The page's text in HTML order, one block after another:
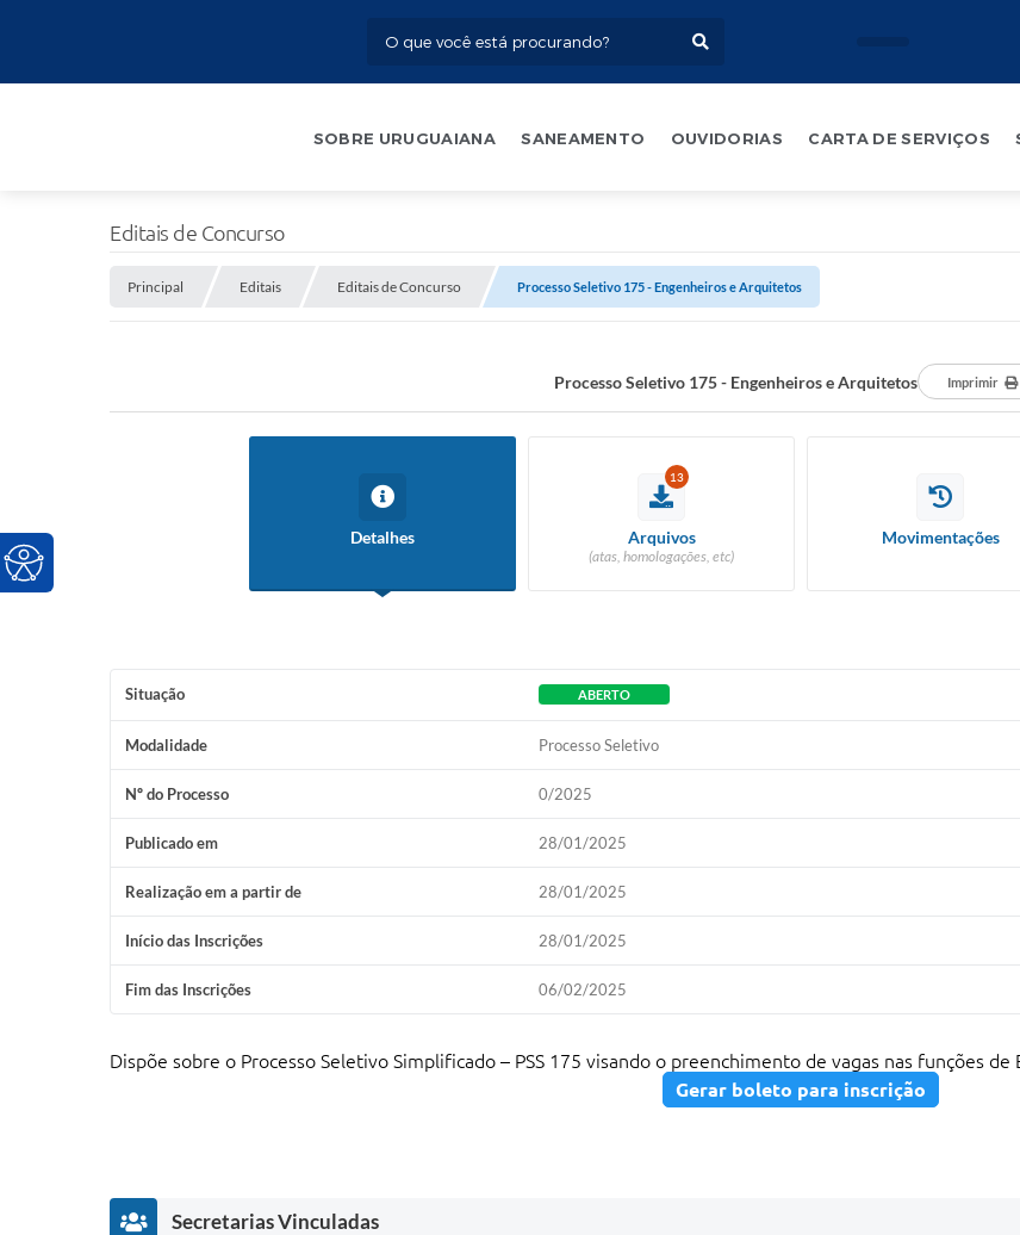
SOBRE URUGUAIANA SANEAMENTO OUVIDORIAS CARTA DE SERVIÇOS
Editais de Concurso
Principal Editais Editais de Concurso Processo Seletivo 175 - Engenheiros e Arquitetos
Processo Seletivo 175 - Engenheiros e Arquitetos Imprimir
Detalhes
13
Arquivos
(atas, homologações, etc)
Movimentações
Situação ABERTO
Modalidade Processo Seletivo
Nº do Processo 0/2025
Publicado em 28/01/2025
Realização em a partir de 28/01/2025
Início das Inscrições 28/01/2025
Fim das Inscrições 06/02/2025
Dispõe sobre o Processo Seletivo Simplificado – PSS 175 visando o preenchimento de vagas nas funções
Gerar boleto para inscrição
Secretarias Vinculadas